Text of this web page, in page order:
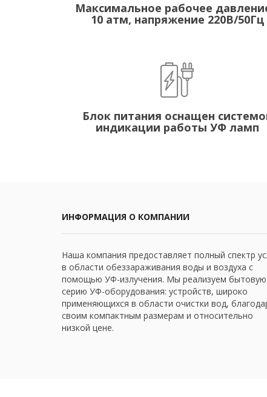
Максимальное рабочее
10 атм, напряжение 220В/50Гц
Блок питания оснащен
индикации работы УФ ламп
ИНФОРМАЦИЯ О КОМПАНИИ
Наша компания предоставляет полный спектр
в области обеззараживания воды и воздуха с
помощью УФ-излучения. Мы реализуем бытовую
серию УФ-оборудования: устройств, широко
применяющихся в области очистки вод,
своим компактным размерам и относительно
низкой цене.